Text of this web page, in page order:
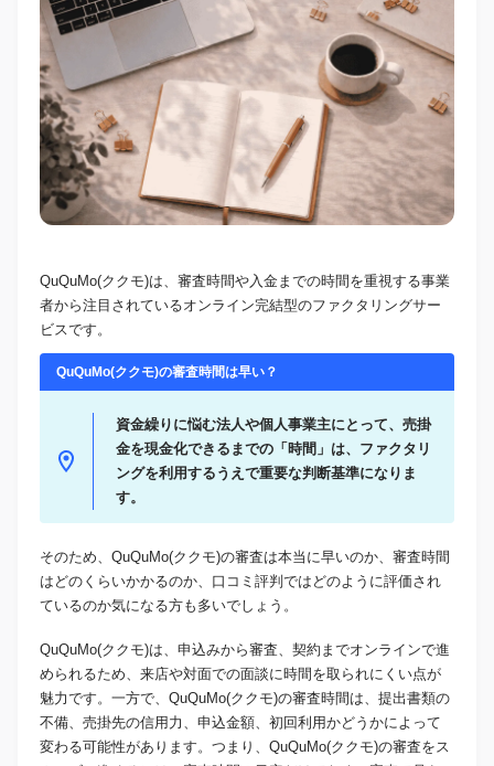
QuQuMo(ククモ)は、審査時間や入金までの時間を重視する事業
者から注目されているオンライン完結型のファクタリングサー
ビスです。
QuQuMo(ククモ)の審査時間は早い？
資金繰りに悩む法人や個人事業主にとって、売掛
金を現金化できるまでの「時間」は、ファクタリ
ングを利用するうえで重要な判断基準になりま
す。
そのため、QuQuMo(ククモ)の審査は本当に早いのか、審査時間
はどのくらいかかるのか、口コミ評判ではどのように評価され
ているのか気になる方も多いでしょう。
QuQuMo(ククモ)は、申込みから審査、契約までオンラインで進
められるため、来店や対面での面談に時間を取られにくい点が
魅力です。一方で、QuQuMo(ククモ)の審査時間は、提出書類の
不備、売掛先の信用力、申込金額、初回利用かどうかによって
変わる可能性があります。つまり、QuQuMo(ククモ)の審査をス